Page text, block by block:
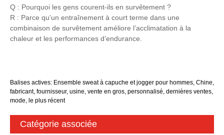
Q : Pourquoi les gens courent-ils en survêtement ?
R : Parce qu’un entraînement à court terme dans une
combinaison de survêtement améliore l’acclimatation à la
chaleur et les performances d’endurance.
Balises actives: Ensemble sweat à capuche et jogger pour hommes, Chine,
fabricant, fournisseur, usine, vente en gros, personnalisé, dernières ventes,
mode, le plus récent
Catégorie associée